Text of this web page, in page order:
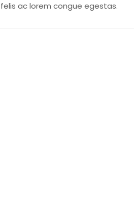
ac lorem congue egestas.